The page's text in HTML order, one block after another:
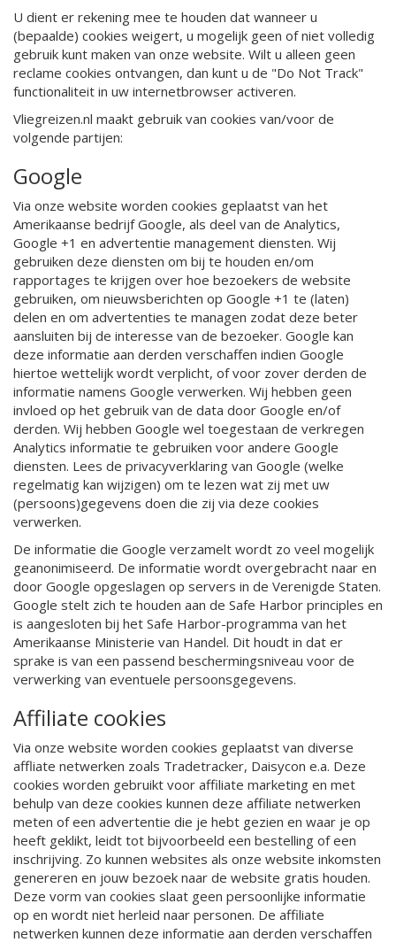
U dient er rekening mee te houden dat wanneer u
(bepaalde) cookies weigert, u mogelijk geen of niet volledig
gebruik kunt maken van onze website. Wilt u alleen geen
reclame cookies ontvangen, dan kunt u de "Do Not Track"
functionaliteit in uw internetbrowser activeren.
Vliegreizen.nl maakt gebruik van cookies van/voor de
volgende partijen:
Google
Via onze website worden cookies geplaatst van het
Amerikaanse bedrijf Google, als deel van de Analytics,
Google +1 en advertentie management diensten. Wij
gebruiken deze diensten om bij te houden en/om
rapportages te krijgen over hoe bezoekers de website
gebruiken, om nieuwsberichten op Google +1 te (laten)
delen en om advertenties te managen zodat deze beter
aansluiten bij de interesse van de bezoeker. Google kan
deze informatie aan derden verschaffen indien Google
hiertoe wettelijk wordt verplicht, of voor zover derden de
informatie namens Google verwerken. Wij hebben geen
invloed op het gebruik van de data door Google en/of
derden. Wij hebben Google wel toegestaan de verkregen
Analytics informatie te gebruiken voor andere Google
diensten. Lees de privacyverklaring van Google (welke
regelmatig kan wijzigen) om te lezen wat zij met uw
(persoons)gegevens doen die zij via deze cookies
verwerken.
De informatie die Google verzamelt wordt zo veel mogelijk
geanonimiseerd. De informatie wordt overgebracht naar en
door Google opgeslagen op servers in de Verenigde Staten.
Google stelt zich te houden aan de Safe Harbor principles en
is aangesloten bij het Safe Harbor-programma van het
Amerikaanse Ministerie van Handel. Dit houdt in dat er
sprake is van een passend beschermingsniveau voor de
verwerking van eventuele persoonsgegevens.
Affiliate cookies
Via onze website worden cookies geplaatst van diverse
affliate netwerken zoals Tradetracker, Daisycon e.a. Deze
cookies worden gebruikt voor affiliate marketing en met
behulp van deze cookies kunnen deze affiliate netwerken
meten of een advertentie die je hebt gezien en waar je op
heeft geklikt, leidt tot bijvoorbeeld een bestelling of een
inschrijving. Zo kunnen websites als onze website inkomsten
genereren en jouw bezoek naar de website gratis houden.
Deze vorm van cookies slaat geen persoonlijke informatie
op en wordt niet herleid naar personen. De affiliate
netwerken kunnen deze informatie aan derden verschaffen